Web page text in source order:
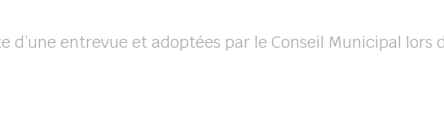
d’une entrevue et adoptées par le Conseil Municipal lors